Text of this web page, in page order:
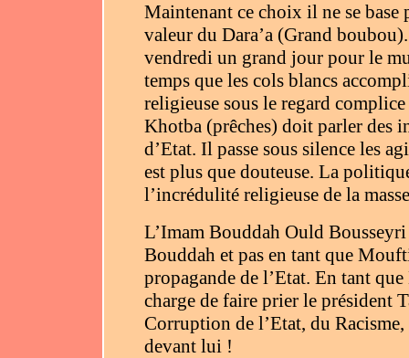
Maintenant ce choix il ne se base
valeur du Dara’a (Grand
vendredi un grand jour pour le
temps que les cols blancs
religieuse sous le regard
Khotba (prêches) doit parler des
d’Etat. Il passe sous silence les
est plus que douteuse. La
l’incrédulité religieuse de la
L’Imam Bouddah Ould
Bouddah et pas en tant que
propagande de l’Etat. En tant
charge de faire prier le président
Corruption de l’Etat, du Racisme,
devant lui !